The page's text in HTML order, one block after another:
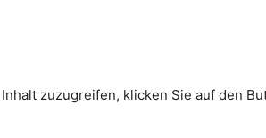
zuzugreifen, klicken Sie auf den